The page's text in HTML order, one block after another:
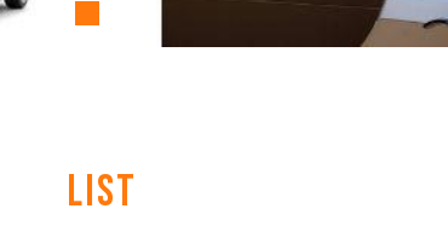
LIST